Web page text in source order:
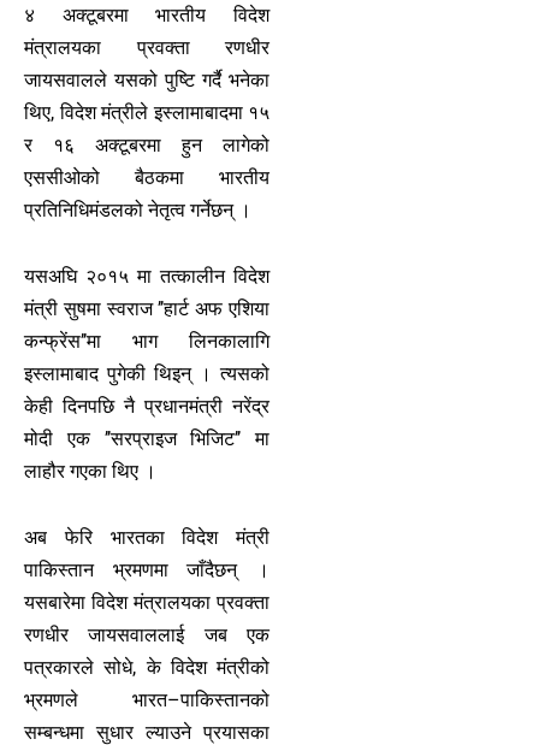
४ अक्टूबरमा भारतीय विदेश
मंत्रालयका प्रवक्ता रणधीर
जायसवालले यसको पुष्टि गर्दै भनेका
थिए, विदेश मंत्रीले इस्लामाबादमा १५
र १६ अक्टूबरमा हुन लागेको
एससीओको बैठकमा भारतीय
प्रतिनिधिमंडलको नेतृत्व गर्नेछन् ।
यसअघि २०१५ मा तत्कालीन विदेश
मंत्री सुषमा स्वराज ’’हार्ट अफ एशिया
कन्फ्रेंस’’मा भाग लिनकालागि
इस्लामाबाद पुगेकी थिइन् । त्यसको
केही दिनपछि नै प्रधानमंत्री नरेंद्र
मोदी एक ’’सरप्राइज भिजिट’’ मा
लाहौर गएका थिए ।
अब फेरि भारतका विदेश मंत्री
पाकिस्तान भ्रमणमा जाँदैछन् ।
यसबारेमा विदेश मंत्रालयका प्रवक्ता
रणधीर जायसवाललाई जब एक
पत्रकारले सोधे, के विदेश मंत्रीको
भ्रमणले भारत–पाकिस्तानको
सम्बन्धमा सुधार ल्याउने प्रयासका